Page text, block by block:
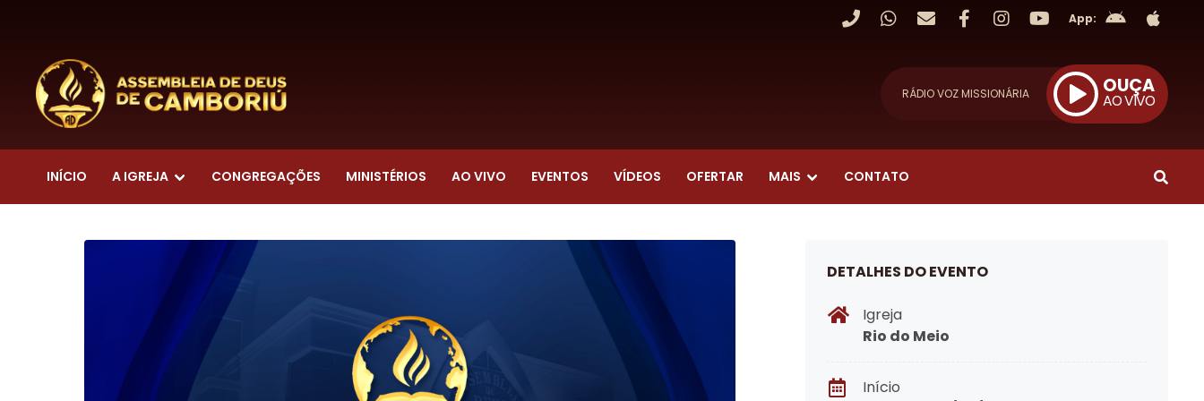
App:
RÁDIO VOZ MISSIONÁRIA OUÇA
AO VIVO
INÍCIO A IGREJA CONGREGAÇÕES MINISTÉRIOS AO VIVO EVENTOS VÍDEOS OFERTAR MAIS CONTATO
DETALHES DO EVENTO
Igreja
Rio do Meio
Início